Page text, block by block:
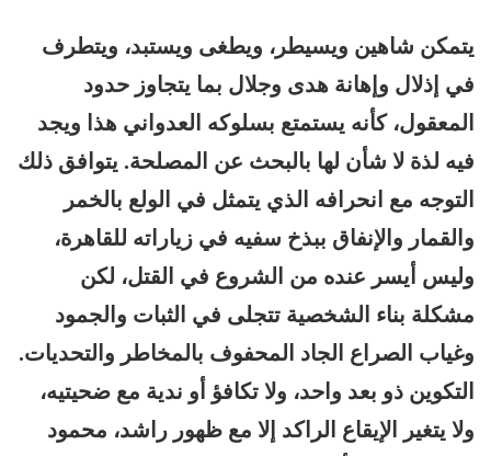
يتمكن شاهين ويسيطر، ويطغى ويستبد، ويتطرف
في إذلال وإهانة هدى وجلال بما يتجاوز حدود
المعقول، كأنه يستمتع بسلوكه العدواني هذا ويجد
فيه لذة لا شأن لها بالبحث عن المصلحة. يتوافق ذلك
التوجه مع انحرافه الذي يتمثل في الولع بالخمر
والقمار والإنفاق ببذخ سفيه في زياراته للقاهرة،
وليس أيسر عنده من الشروع في القتل، لكن
مشكلة بناء الشخصية تتجلى في الثبات والجمود
وغياب الصراع الجاد المحفوف بالمخاطر والتحديات.
التكوين ذو بعد واحد، ولا تكافؤ أو ندية مع ضحيتيه،
ولا يتغير الإيقاع الراكد إلا مع ظهور راشد، محمود